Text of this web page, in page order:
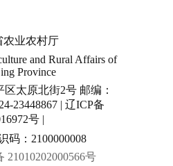
农业农村厅
and Rural Affairs of
Province
太原北街2号 邮编：
23448867 | 辽ICP备
号 |
码：2100000008
21010202000566号